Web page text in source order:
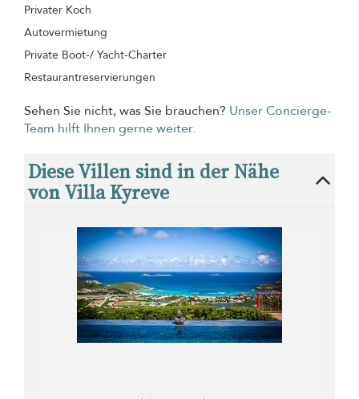
Privater Koch
Autovermietung
Private Boot-/ Yacht-Charter
Restaurantreservierungen
Sehen Sie nicht, was Sie brauchen? Unser Concierge-
Team hilft Ihnen gerne weiter.
Diese Villen sind in der Nähe
von Villa Kyreve